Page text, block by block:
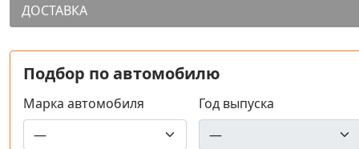
ДОСТАВКА
Подбор по автомобилю
Марка автомобиля Год выпуска